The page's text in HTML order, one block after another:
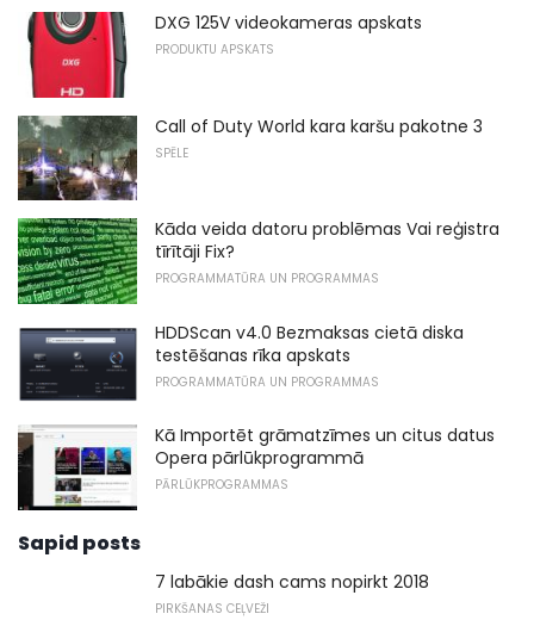
DXG 125V videokameras apskats
PRODUKTU APSKATS
Call of Duty World kara karšu pakotne 3
SPĒLE
Kāda veida datoru problēmas Vai reģistra
tīrītāji Fix?
PROGRAMMATŪRA UN PROGRAMMAS
HDDScan v4.0 Bezmaksas cietā diska
testēšanas rīka apskats
PROGRAMMATŪRA UN PROGRAMMAS
Kā Importēt grāmatzīmes un citus datus
Opera pārlūkprogrammā
PĀRLŪKPROGRAMMAS
Sapid posts
7 labākie dash cams nopirkt 2018
PIRKŠANAS CEĻVEŽI